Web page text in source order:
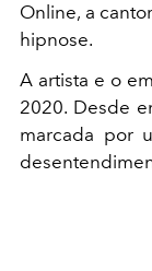
Online, a
hipnose.
A artista e o
2020. Desde
marcada por